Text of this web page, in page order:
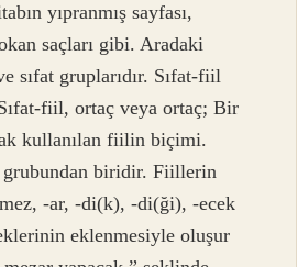
yıpranmış sayfası,
saçları gibi. Aradaki
sıfat gruplarıdır. Sıfat-fiil
fiil, ortaç veya ortaç; Bir
kullanılan fiilin biçimi.
biridir. Fiillerin
-ar, -di(k), -di(ği), -ecek
eklenmesiyle oluşur